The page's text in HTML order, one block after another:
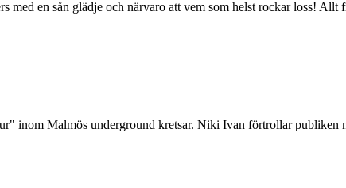
med en sån glädje och närvaro att vem som helst rockar loss! Allt
inom Malmös underground kretsar. Niki Ivan förtrollar publiken